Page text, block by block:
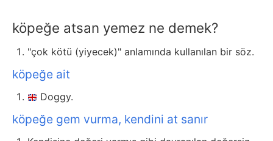
köpeğe atsan yemez ne demek?
"çok kötü (yiyecek)" anlamında kullanılan bir söz.
köpeğe ait
Doggy.
köpeğe gem vurma, kendini at sanır